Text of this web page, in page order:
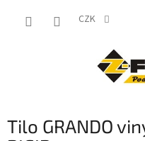
CZK
Tilo GRANDO